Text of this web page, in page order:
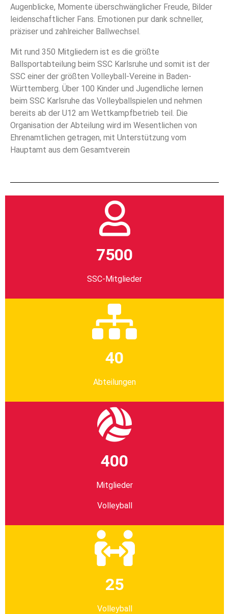
Augenblicke, Momente überschwänglicher Freude, Bilder
leidenschaftlicher Fans. Emotionen pur dank schneller,
präziser und zahlreicher Ballwechsel.
Mit rund 350 Mitgliedern ist es die größte
Ballsportabteilung beim SSC Karlsruhe und somit ist der
SSC einer der größten Volleyball-Vereine in Baden-
Württemberg. Über 100 Kinder und Jugendliche lernen
beim SSC Karlsruhe das Volleyballspielen und nehmen
bereits ab der U12 am Wettkampfbetrieb teil. Die
Organisation der Abteilung wird im Wesentlichen von
Ehrenamtlichen getragen, mit Unterstützung vom
Hauptamt aus dem Gesamtverein
7500
SSC-Mitglieder
40
Abteilungen
400
Mitglieder
Volleyball
25
Volleyball